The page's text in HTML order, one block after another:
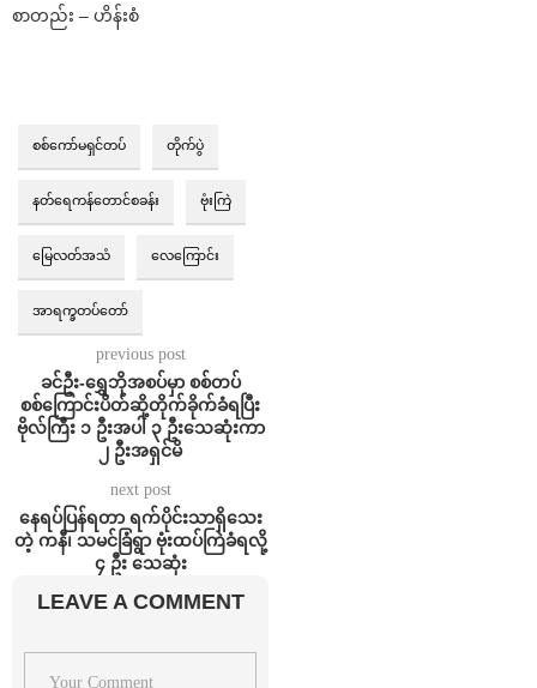
စာတည်း – ဟိန်းစံ
စစ်ကော်မရှင်တပ် တိုက်ပွဲ
နတ်ရေကန်တောင်စခန်း ဗုံးကြဲ
မြေလတ်အသံ လေကြောင်း
အာရက္ခတပ်တော်
previous post
⁨⁨ခင်ဦး-ရွှေဘိုအစပ်မှာ စစ်တပ်
စစ်ကြောင်းပိတ်ဆို့တိုက်ခိုက်ခံရပြီး
ဗိုလ်ကြီး ၁ ဦးအပါ ၃ ဦးသေဆုံးကာ
၂ ဦးအရှင်မိ
next post
နေရပ်ပြန်ရတာ ရက်ပိုင်းသာရှိသေး
တဲ့ ကနီ၊ သမင်ခြံရွာ ဗုံးထပ်ကြဲခံရလို့
၄ ဦး သေဆုံး
LEAVE A COMMENT